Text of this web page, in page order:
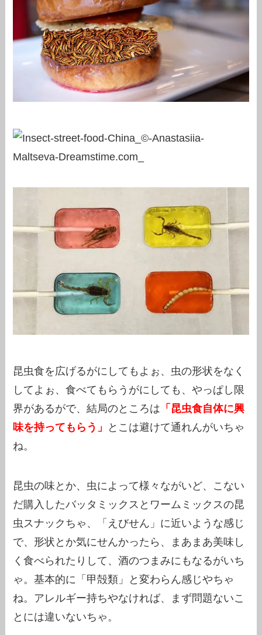
昆虫食を広げるがにしてもよぉ、虫の形状をなく
してよぉ、食べてもらうがにしても、やっぱし限
界があるがで、結局のところは 「昆虫食自体に興
味を持ってもらう」
とこは避けて通れんがいちゃ
ね。
昆虫の味とか、虫によって様々ながいど、こない
だ購入したバッタミックスとワームミックスの昆
虫スナックちゃ、「えびせん」に近いような感じ
で、形状とか気にせんかったら、まあまあ美味し
く食べられたりして、酒のつまみにもなるがいち
ゃ。基本的に「甲殻類」と変わらん感じやちゃ
ね。アレルギー持ちやなければ、まず問題ないこ
とには違いないちゃ。